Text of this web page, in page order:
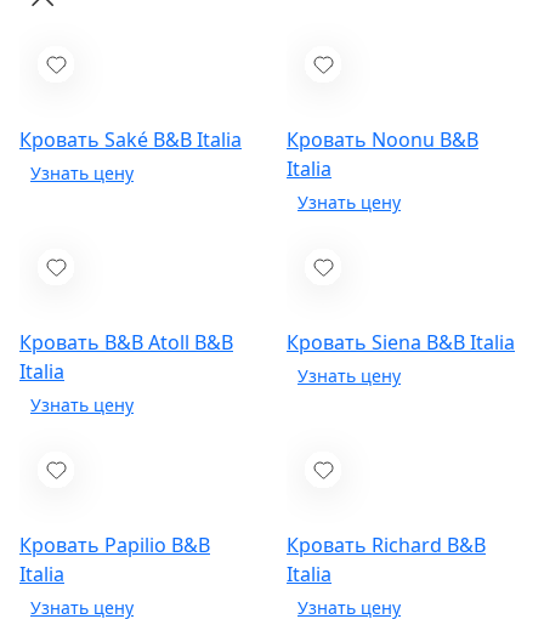
Кровать Saké B&B Italia Кровать Noonu B&B
Italia
Кровать B&B Atoll B&B
Italia
Кровать Siena B&B Italia
Кровать Papilio B&B
Italia
Кровать Richard B&B
Italia